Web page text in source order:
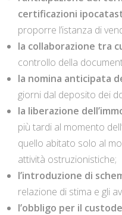
certificazioni
proporre l’istanza di
la collaborazione tra
controllo della
la nomina anticipata
giorni dal deposito dei
la liberazione
più tardi al momento
quello abitato solo al
attività ostruzionistiche;
l’introduzione di
relazione di stima e gli
l’obbligo per il